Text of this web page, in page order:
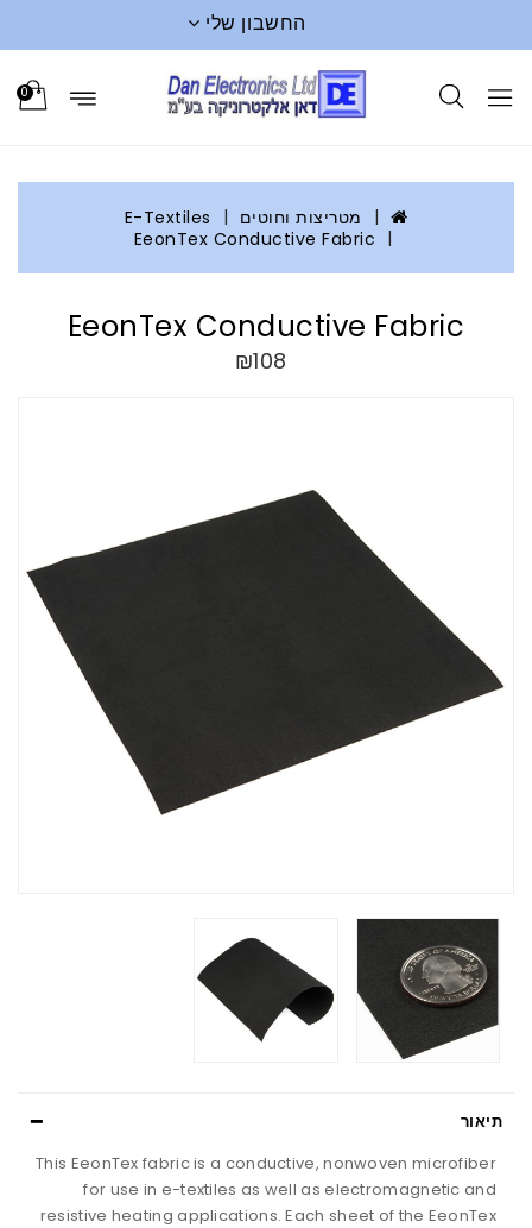
החשבון שלי
0
מטריצות וחוטים
E-Textiles
EeonTex Conductive Fabric
EeonTex Conductive Fabric
₪108
תיאור
This EeonTex fabric is a conductive, nonwoven microfiber
for use in e-textiles as well as electromagnetic and
resistive heating applications. Each sheet of the EeonTex